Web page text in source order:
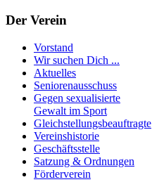
Der Verein
Vorstand
Wir suchen Dich ...
Aktuelles
Seniorenausschuss
Gegen sexualisierte
Gewalt im Sport
Gleichstellungsbeauftragte
Vereinshistorie
Geschäftsstelle
Satzung & Ordnungen
Förderverein